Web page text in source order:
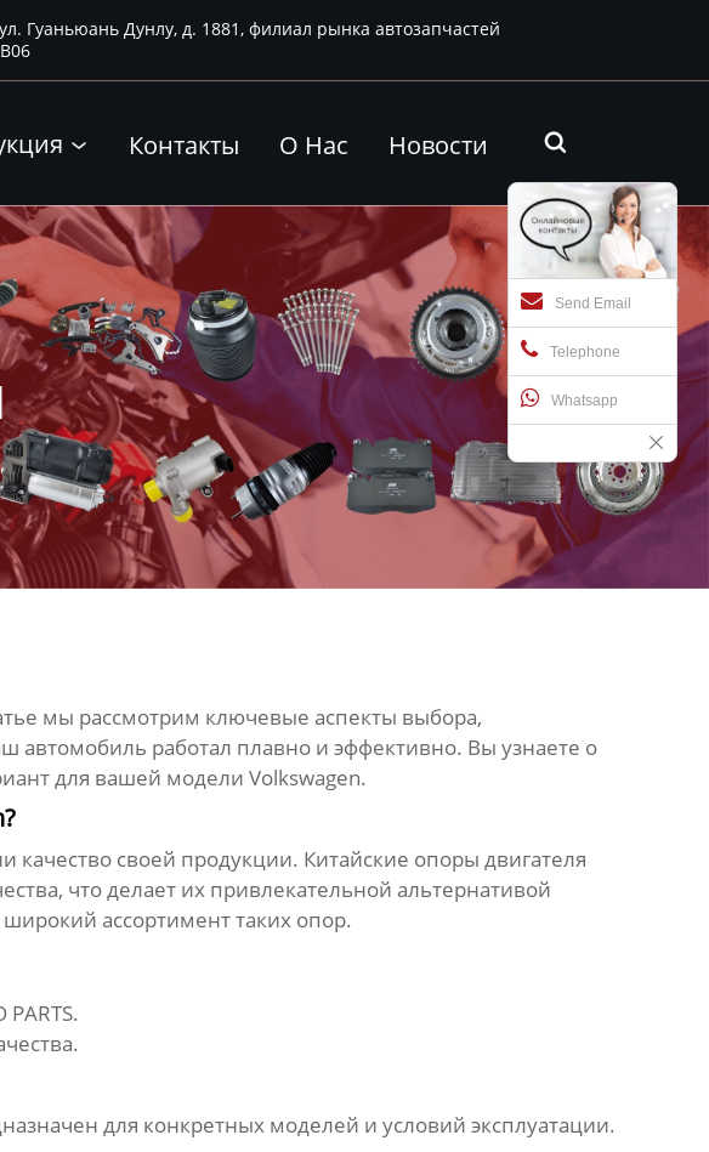
Гуаньюань Дунлу, д. 1881, филиал рынка автозапчастей
 Контакты О Нас Новости 
Send Email
Telephone
Whatsapp
мы рассмотрим ключевые аспекты выбора,
автомобиль работал плавно и эффективно. Вы узнаете о
для вашей модели Volkswagen.
качество своей продукции. Китайские опоры двигателя
что делает их привлекательной альтернативой
широкий ассортимент таких опор.
PARTS.
для конкретных моделей и условий эксплуатации.